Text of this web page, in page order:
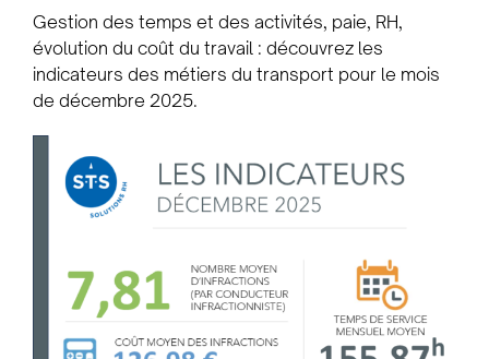
Gestion des temps et des activités, paie, RH,
évolution du coût du travail : découvrez les
indicateurs des métiers du transport pour le mois
de décembre 2025.